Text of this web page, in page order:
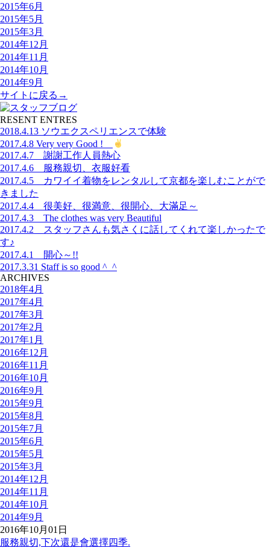
2015年6月
2015年5月
2015年3月
2014年12月
2014年11月
2014年10月
2014年9月
サイトに戻る→
RESENT ENTRES
2018.4.13 ソウエクスペリエンスで体験
2017.4.8 Very very Good !
2017.4.7 謝謝工作人員熱心
2017.4.6 服務親切、衣服好看
2017.4.5 カワイイ着物をレンタルして京都を楽しむことがで
きました
2017.4.4 很美好、很満意、很開心、大滿足～
2017.4.3 The clothes was very Beautiful
2017.4.2 スタッフさんも気さくに話してくれて楽しかったで
す♪
2017.4.1 開心～!!
2017.3.31 Staff is so good ^_^
ARCHIVES
2018年4月
2017年4月
2017年3月
2017年2月
2017年1月
2016年12月
2016年11月
2016年10月
2016年9月
2015年9月
2015年8月
2015年7月
2015年6月
2015年5月
2015年3月
2014年12月
2014年11月
2014年10月
2014年9月
2016年10月01日
服務親切,下次還是會選擇四季.